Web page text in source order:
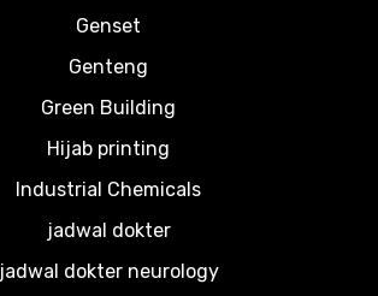
Genset
Genteng
Green Building
Hijab printing
Industrial Chemicals
jadwal dokter
jadwal dokter neurology